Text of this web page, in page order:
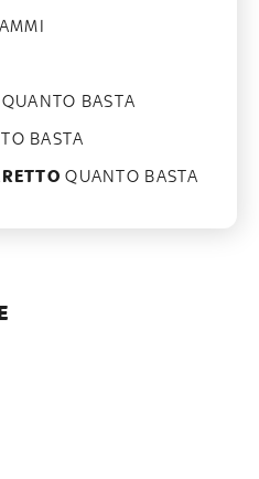
QUANTO BASTA
BASTA
QUANTO BASTA